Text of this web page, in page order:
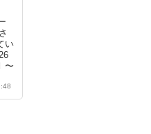
い
〜
〜